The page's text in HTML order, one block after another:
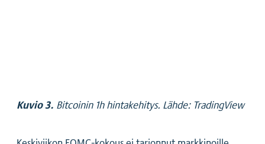
Kuvio 3. Bitcoinin 1h hintakehitys. Lähde: TradingView